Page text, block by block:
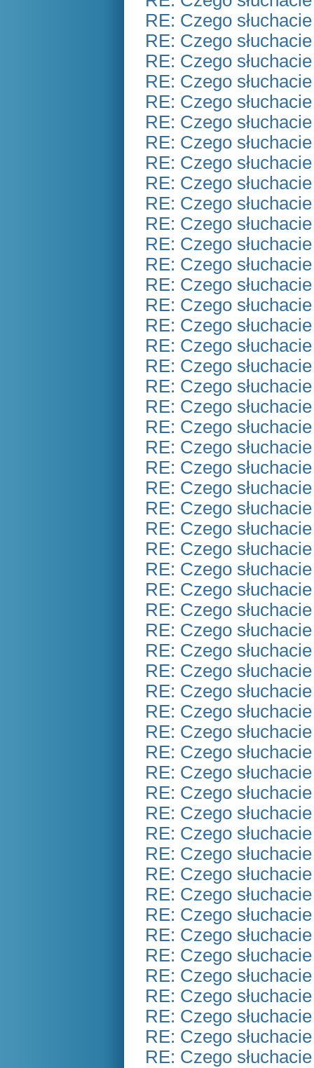
RE: Czego
RE: Czego
RE: Czego
RE: Czego
RE: Czego
RE: Czego
RE: Czego
RE: Czego
RE: Czego
RE: Czego
RE: Czego
RE: Czego
RE: Czego
RE: Czego
RE: Czego
RE: Czego
RE: Czego
RE: Czego
RE: Czego
RE: Czego
RE: Czego
RE: Czego
RE: Czego
RE: Czego
RE: Czego
RE: Czego
RE: Czego
RE: Czego
RE: Czego
RE: Czego
RE: Czego
RE: Czego
RE: Czego
RE: Czego
RE: Czego
RE: Czego
RE: Czego
RE: Czego
RE: Czego
RE: Czego
RE: Czego
RE: Czego
RE: Czego
RE: Czego
RE: Czego
RE: Czego
RE: Czego
RE: Czego
RE: Czego
RE: Czego
RE: Czego
RE: Czego